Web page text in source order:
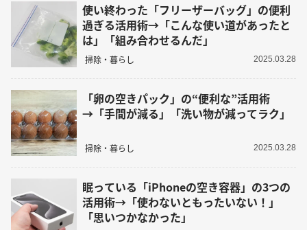
使い終わった「フリーザーバッグ」の便利
過ぎる活用術→「こんな使い道があったと
は」「組み合わせるんだ」
掃除・暮らし 2025.03.28
「卵の空きパック」の“便利な”活用術
→「手間が減る」「洗い物が減ってラク」
掃除・暮らし 2025.03.28
眠っている「iPhoneの空き容器」の3つの
活用術→「使わないともったいない！」
「思いつかなかった」